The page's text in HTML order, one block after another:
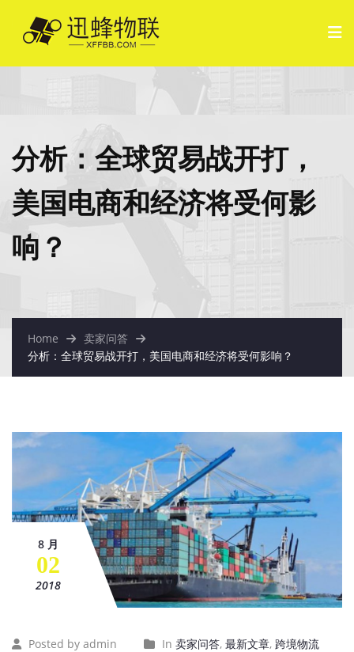
分析：全球贸易战开打，
美国电商和经济将受何影
响？
Home
卖家问答
分析：全球贸易战开打，美国电商和经济将受何影响？
8 月
02
2018
Posted by admin In 卖家问答, 最新文章, 跨境物流